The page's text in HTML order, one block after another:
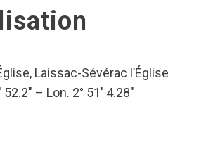
Laissac-Sévérac l’Église
52.2″ – Lon. 2° 51′ 4.28″